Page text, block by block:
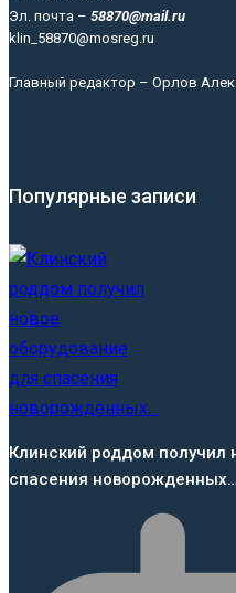
Эл. почта – 58870@mail.ru
klin_58870@mosreg.ru
Главный редактор – Орлов
Популярные записи
Клинский роддом получил
спасения новорожденных…